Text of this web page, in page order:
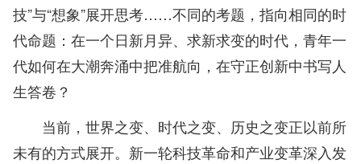
技”与“想象”展开思考……不同的考题，指向相同的时
代命题：在一个日新月异、求新求变的时代，青年一
代如何在大潮奔涌中把准航向，在守正创新中书写人
生答卷？
当前，世界之变、时代之变、历史之变正以前所
未有的方式展开。新一轮科技革命和产业变革深入发